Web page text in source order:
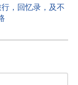
，回忆录，及不